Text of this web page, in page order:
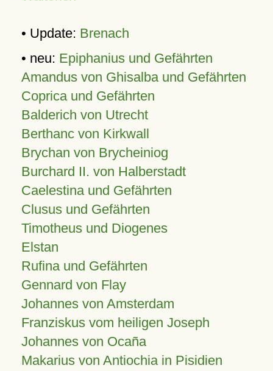
• Update: Brenach
• neu: Epiphanius und Gefährten
Amandus von Ghisalba und Gefährten
Coprica und Gefährten
Balderich von Utrecht
Berthanc von Kirkwall
Brychan von Brycheiniog
Burchard II. von Halberstadt
Caelestina und Gefährten
Clusus und Gefährten
Timotheus und Diogenes
Elstan
Rufina und Gefährten
Gennard von Flay
Johannes von Amsterdam
Franziskus vom heiligen Joseph
Johannes von Ocaña
Makarius von Antiochia in Pisidien